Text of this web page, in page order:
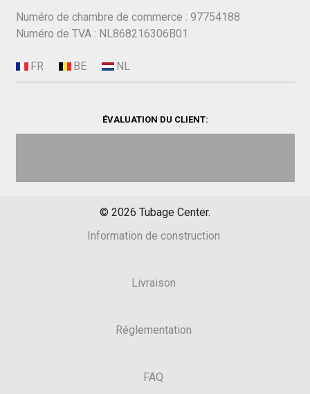
Numéro de chambre de commerce : 97754188
Numéro de TVA : NL868216306B01
ÉVALUATION DU CLIENT:
© 2026 Tubage Center.
Information de construction
Livraison
Réglementation
FAQ